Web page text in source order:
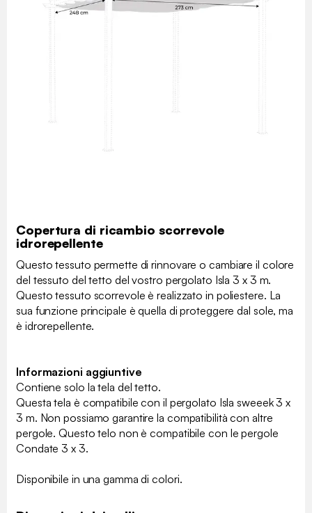
Copertura di ricambio scorrevole
idrorepellente
Questo tessuto permette di rinnovare o cambiare il colore
del tessuto del tetto del vostro pergolato Isla 3 x 3 m.
Questo tessuto scorrevole è realizzato in poliestere. La
sua funzione principale è quella di proteggere dal sole, ma
è idrorepellente.
Informazioni aggiuntive
Contiene solo la tela del tetto.
Questa tela è compatibile con il pergolato Isla sweeek 3 x
3 m. Non possiamo garantire la compatibilità con altre
pergole. Questo telo non è compatibile con le pergole
Condate 3 x 3.
Disponibile in una gamma di colori.